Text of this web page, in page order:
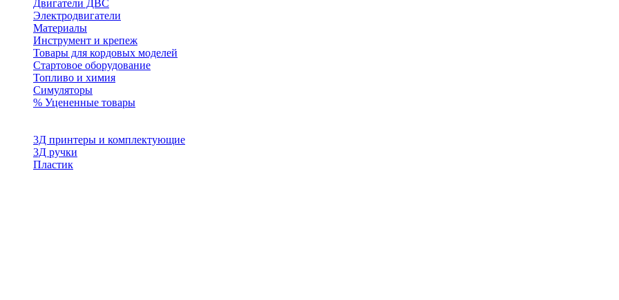
Двигатели ДВС
Электродвигатели
Материалы
Инструмент и крепеж
Товары для кордовых моделей
Стартовое оборудование
Топливо и химия
Симуляторы
% Уцененные товары
3Д принтеры и комплектующие
3Д ручки
Пластик